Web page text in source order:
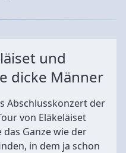
und
dicke Männer
Abschlusskonzert der
von Eläkeläiset
Ganze wie der
in dem ja schon